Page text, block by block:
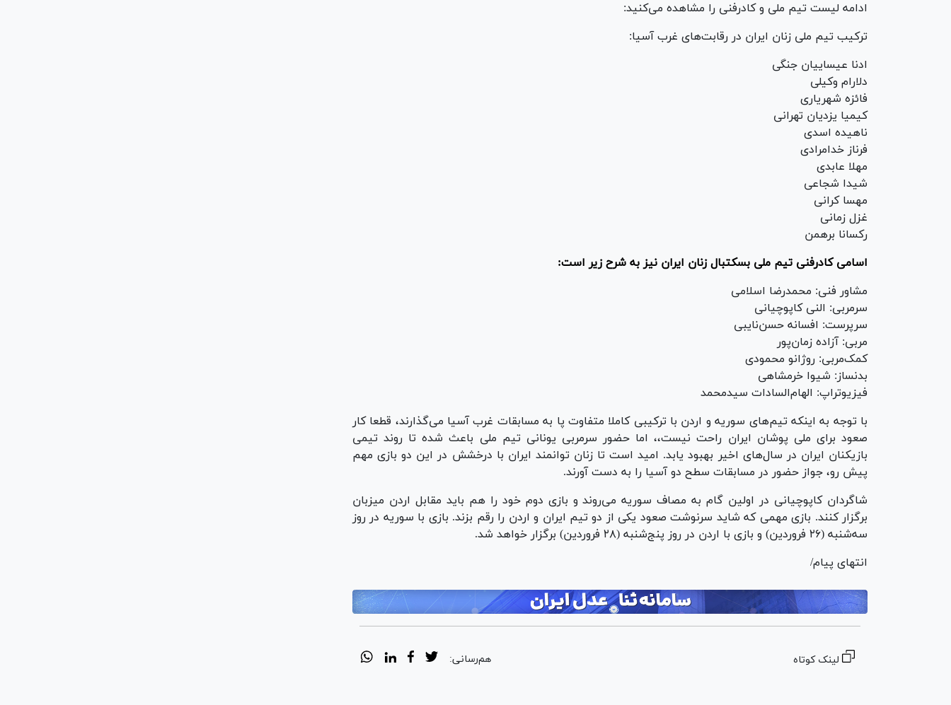
ادامه لیست تیم ملی و کادرفنی را مشاهده می‌کنید:
ترکیب تیم ملی زنان ایران در رقابت‌های غرب آسیا:
ادنا عیساییان جنگی
دلارام وکیلی
فائزه شهریاری
کیمیا یزدیان تهرانی
ناهیده اسدی
فرناز خدامرادی
مهلا عابدی
شیدا شجاعی
مهسا کرانی
غزل زمانی
رکسانا برهمن
اسامی کادرفنی تیم ملی بسکتبال زنان ایران نیز به شرح زیر است:
مشاور فنی: محمدرضا اسلامی
سرمربی: النی کاپوچیانی
سرپرست: افسانه حسن‌نایبی
مربی: آزاده زمان‌پور
کمک‌مربی: روژانو محمودی
بدنساز: شیوا خرمشاهی
فیزیوتراپ: الهام‌السادات سیدمحمد
با توجه به اینکه تیم‌های سوریه و اردن با ترکیبی کاملا متفاوت پا به مسابقات غرب آسیا می‌گذارند، قطعا کار
صعود برای ملی پوشان ایران راحت نیست،، اما حضور سرمربی یونانی تیم ملی باعث شده تا روند تیمی
بازیکنان ایران در سال‌های اخیر بهبود یابد. امید است تا زنان توانمند ایران با درخشش در این دو بازی مهم
پیش رو، جواز حضور در مسابقات سطح دو آسیا را به دست آورند.
شاگردان کاپوچیانی در اولین گام به مصاف سوریه می‌روند و بازی دوم خود را هم باید مقابل اردن میزبان
برگزار کنند. بازی مهمی که شاید سرنوشت صعود یکی از دو تیم ایران و اردن را رقم بزند. بازی با سوریه در روز
سه‌شنبه (۲۶ فروردین) و بازی با اردن در روز پنج‌شنبه (۲۸ فروردین) برگزار خواهد شد.
انتهای پیام/
لینک کوتاه هم‌رسانی: